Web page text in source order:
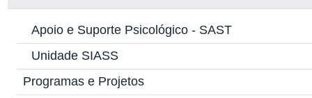
Apoio e Suporte Psicológico - SAST
Unidade SIASS
Programas e Projetos